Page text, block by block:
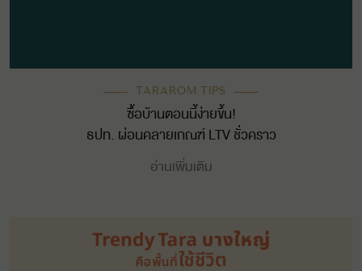
TARAROM TIPS
ซื้อบ้านตอนนี้ง่ายขึ้น!
ธปท. ผ่อนคลายเกณฑ์ LTV ชั่วคราว
อ่านเพิ่มเติม